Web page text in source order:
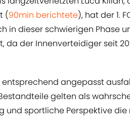
(90min berichtete), hat der 1.
in dieser schwierigen Phase
da der Innenverteidiger seit
angepasst
gelten als
und sportliche Perspektive